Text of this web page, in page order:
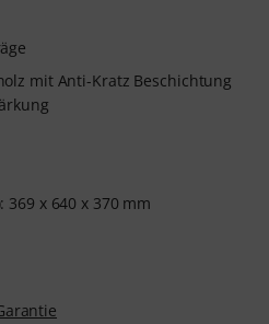
mit Anti-Kratz Beschichtung
369 x 640 x 370 mm